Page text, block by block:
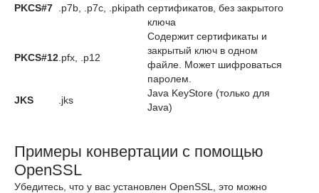
PKCS#7 .p7b, .p7c, .pkipath сертификатов, без закрытого
ключа
PKCS#12 .pfx, .p12
Содержит сертификаты и
закрытый ключ в одном
файле. Может шифроваться
паролем.
JKS
.jks
Java KeyStore (только для
Java)
Примеры конвертации с помощью
OpenSSL
Убедитесь, что у вас установлен OpenSSL, это можно